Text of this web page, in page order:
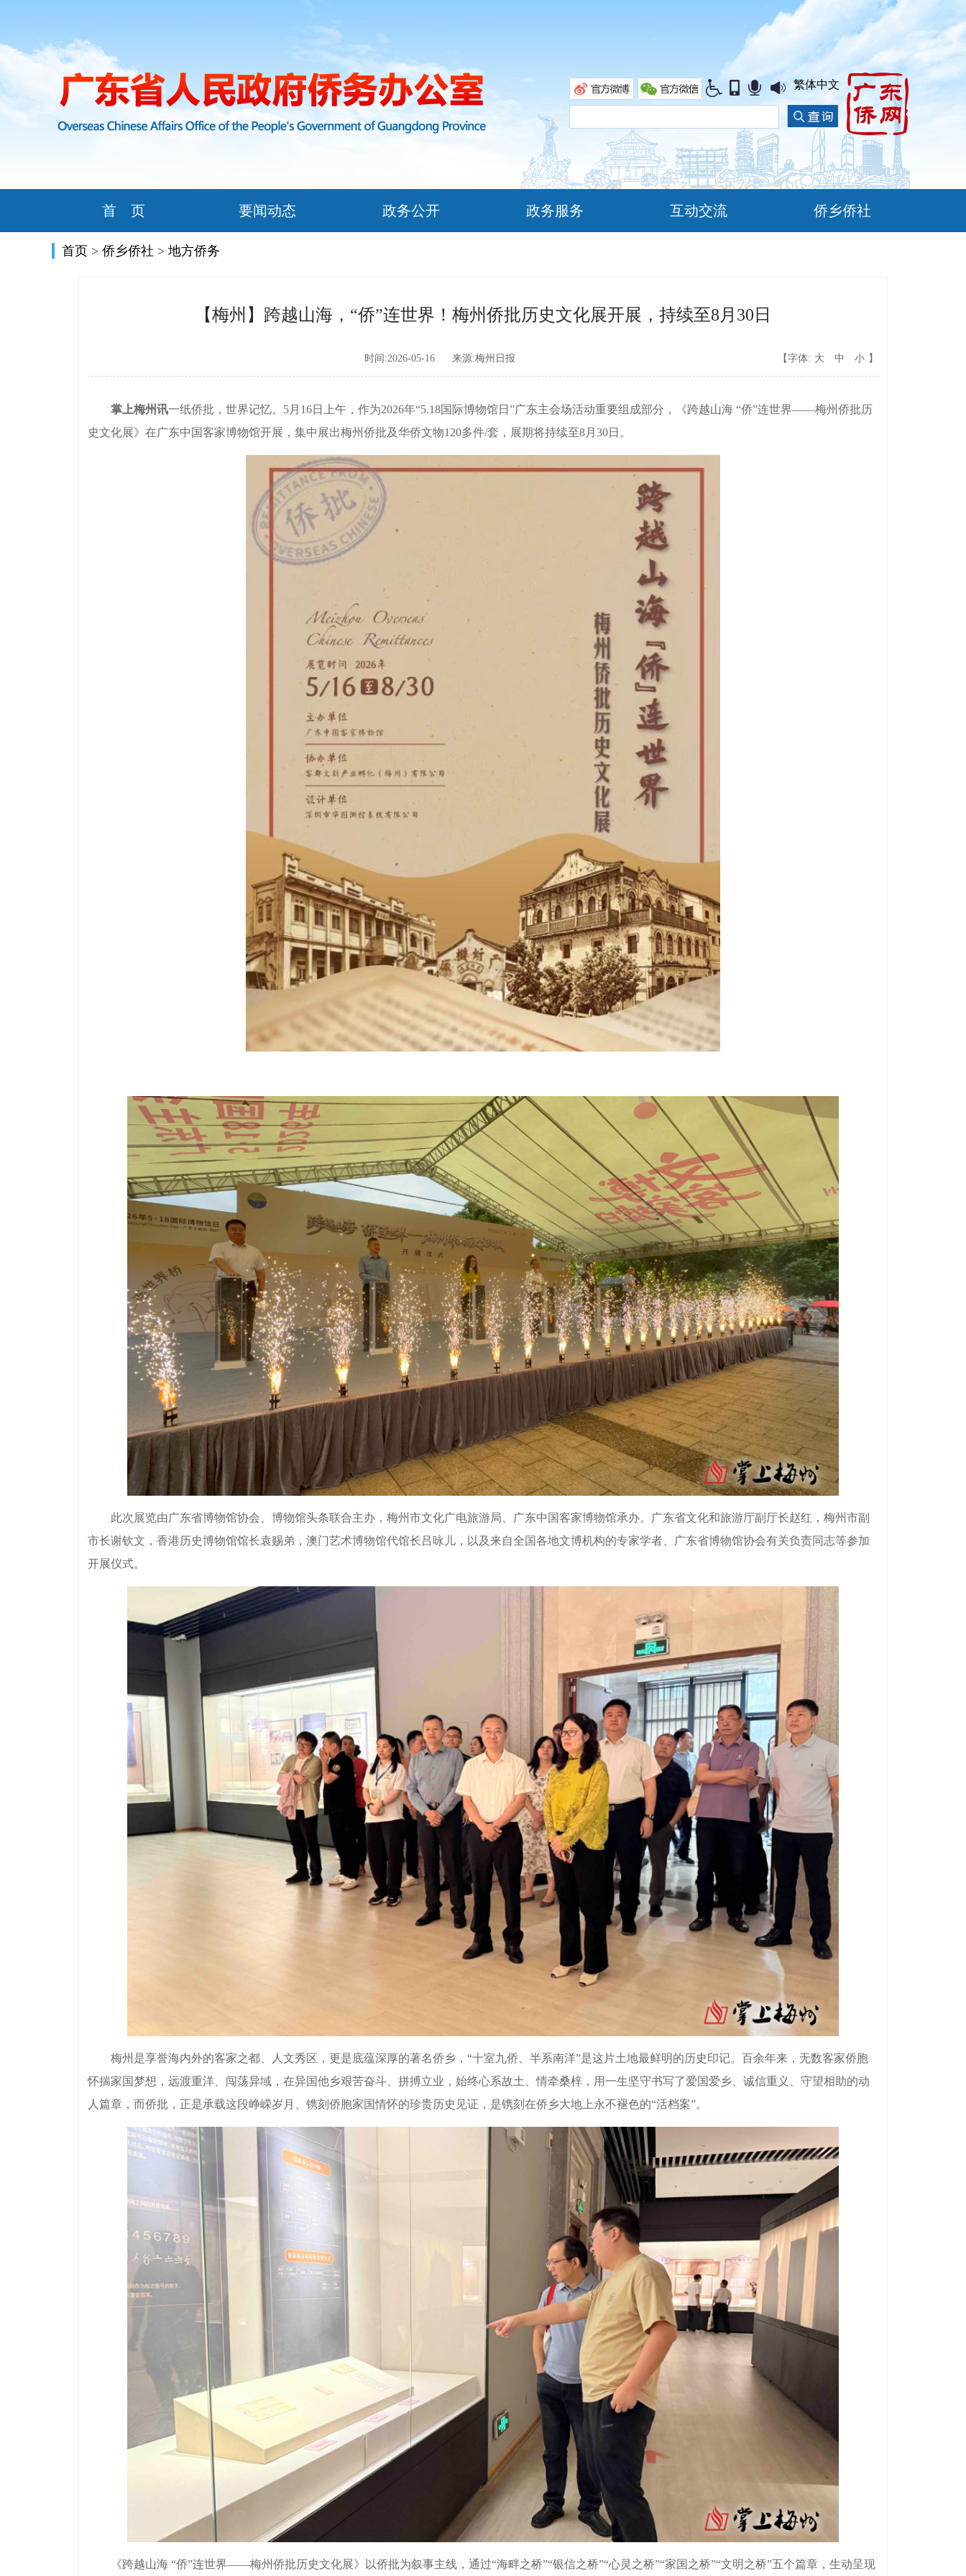
繁体中文
首 页 要闻动态 政务公开 政务服务 互动交流 侨乡侨社
首页 > 侨乡侨社 > 地方侨务
【梅州】跨越山海，“侨”连世界！梅州侨批历史文化展开展，持续至8月30日
时间:2026-05-16 来源:梅州日报 【字体: 大 中 小 】
掌上梅州讯一纸侨批，世界记忆。5月16日上午，作为2026年“5.18国际博物馆日”广东主会场活动重要组成部分，《跨越山海 “侨”连世界——梅州侨批历
史文化展》在广东中国客家博物馆开展，集中展出梅州侨批及华侨文物120多件/套，展期将持续至8月30日。
此次展览由广东省博物馆协会、博物馆头条联合主办，梅州市文化广电旅游局、广东中国客家博物馆承办。广东省文化和旅游厅副厅长赵红，梅州市副
市长谢钦文，香港历史博物馆馆长袁赐弟，澳门艺术博物馆代馆长吕咏儿，以及来自全国各地文博机构的专家学者、广东省博物馆协会有关负责同志等参加
开展仪式。
梅州是享誉海内外的客家之都、人文秀区，更是底蕴深厚的著名侨乡，“十室九侨、半系南洋”是这片土地最鲜明的历史印记。百余年来，无数客家侨胞
怀揣家国梦想，远渡重洋、闯荡异域，在异国他乡艰苦奋斗、拼搏立业，始终心系故土、情牵桑梓，用一生坚守书写了爱国爱乡、诚信重义、守望相助的动
人篇章，而侨批，正是承载这段峥嵘岁月、镌刻侨胞家国情怀的珍贵历史见证，是镌刻在侨乡大地上永不褪色的“活档案”。
《跨越山海 “侨”连世界——梅州侨批历史文化展》以侨批为叙事主线，通过“海畔之桥”“银信之桥”“心灵之桥”“家国之桥”“文明之桥”五个篇章，生动呈现